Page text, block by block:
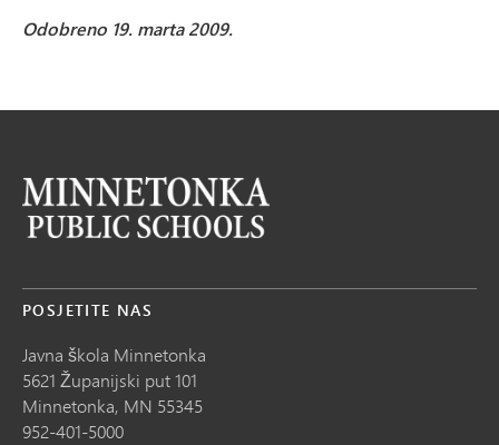
Odobreno 19. marta 2009.
POSJETITE NAS
Javna škola Minnetonka
5621 Županijski put 101
Minnetonka, MN 55345
952-401-5000